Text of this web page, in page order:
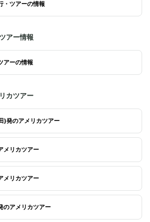
・ツアーの情報
アー情報
アーの情報
カツアー
)発のアメリカツアー
メリカツアー
メリカツアー
のアメリカツアー